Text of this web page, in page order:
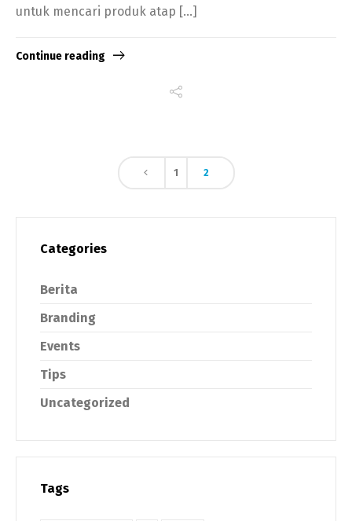
untuk mencari produk atap […]
Continue reading
1 2
Categories
Berita
Branding
Events
Tips
Uncategorized
Tags